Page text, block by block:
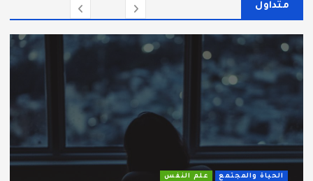
متداول
الحياة والمجتمع علم النفس